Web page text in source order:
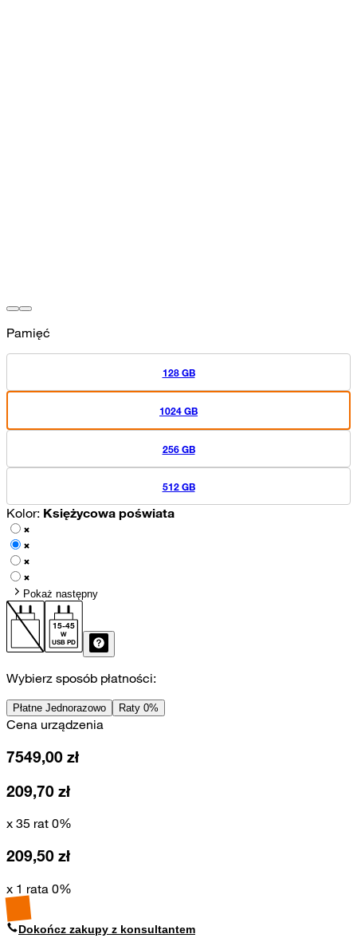
Pamięć
128 GB
1024 GB
256 GB
512 GB
Kolor: Księżycowa poświata
Pokaż następny
15-45
W
USB PD
Wybierz sposób płatności:
Płatne Jednorazowo Raty 0%
Cena urządzenia
7549,00 zł
209,70 zł
x 35 rat 0%
209,50 zł
x 1 rata 0%
Dokończ zakupy z konsultantem